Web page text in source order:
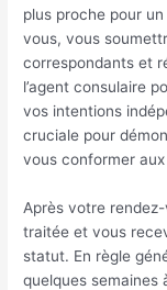
plus proche pour
vous, vous
correspondants et
l’agent consulaire
vos intentions
cruciale pour
vous conformer
Après votre
traitée et vous
statut. En règle
quelques semaines